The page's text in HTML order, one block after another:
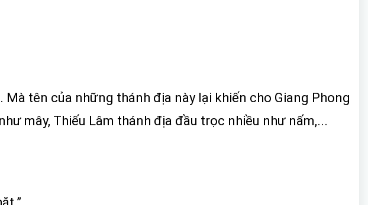
tên của những thánh địa này lại khiến cho Giang Phong
mây, Thiếu Lâm thánh địa đầu trọc nhiều như nấm,...